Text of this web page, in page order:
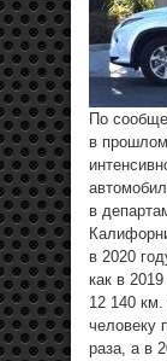
По
в
в
в 2020
как в
12 140
человеку
раза, а в